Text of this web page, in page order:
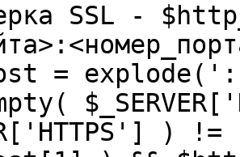
SSL -
= explode(':',